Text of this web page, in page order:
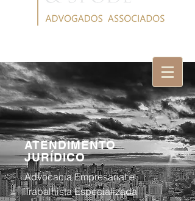
ATENDIMENTO
JURÍDICO
Advocacia Empresarial e
Trabalhista Especializada